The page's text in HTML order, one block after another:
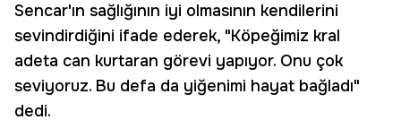
Sencar'ın sağlığının iyi olmasının kendilerini
sevindirdiğini ifade ederek, "Köpeğimiz kral
adeta can kurtaran görevi yapıyor. Onu çok
seviyoruz. Bu defa da yiğenimi hayat bağladı"
dedi.